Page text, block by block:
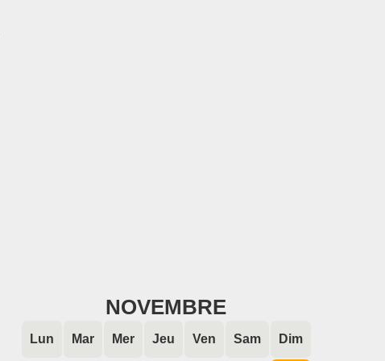
NOVEMBRE
Lun Mar Mer Jeu Ven Sam Dim